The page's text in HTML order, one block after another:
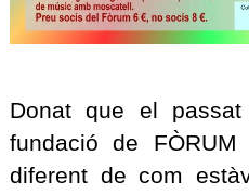
Donat que el
fundació de
diferent de com